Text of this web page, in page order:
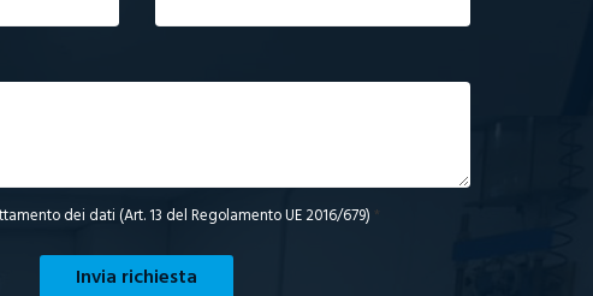
dei dati (Art. 13 del Regolamento UE 2016/679) *
Invia richiesta